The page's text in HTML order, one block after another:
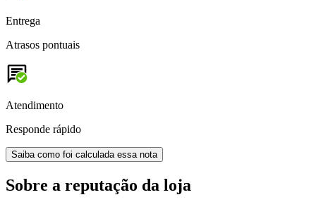
Entrega
Atrasos pontuais
Atendimento
Responde rápido
Saiba como foi calculada essa nota
Sobre a reputação da loja